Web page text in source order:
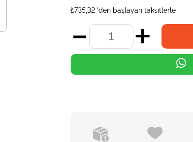
₺735,32 'den başlayan taksitlerle